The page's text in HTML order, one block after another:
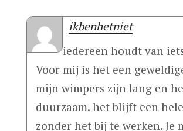
ikbenhetniet
iedereen houdt van
Voor mij is het een
mijn wimpers zijn lang en
duurzaam. het blijft een
zonder het bij te werken. Je